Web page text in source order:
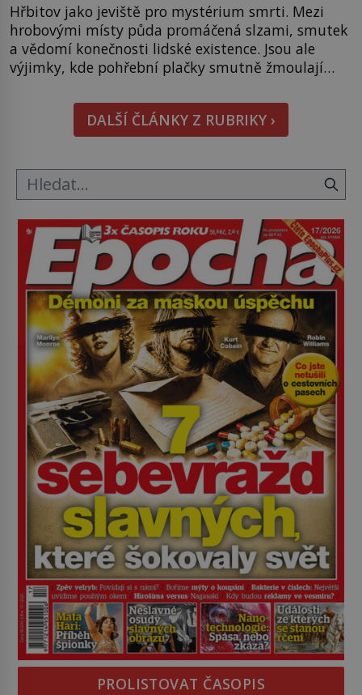
Hřbitov jako jeviště pro mystérium smrti. Mezi
hrobovými místy půda promáčená slzami, smutek
a vědomí konečnosti lidské existence. Jsou ale
výjimky, kde pohřební plačky smutně žmoulají
pohledu na výši vyměřené podpory
v nezaměstnanosti. Kam vás pozveme? Unikátní
hřbitov, který si vysloužil název „Veselý“, najdeme
DALŠÍ ČLÁNKY Z RUBRIKY ›
PROLISTOVAT ČASOPIS